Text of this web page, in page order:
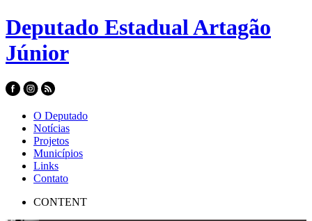
Deputado Estadual Artagão
Júnior
O Deputado
Notícias
Projetos
Municípios
Links
Contato
CONTENT